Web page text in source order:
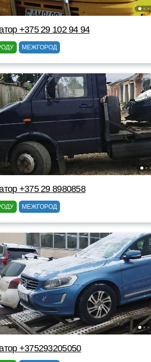
+375 29 102 94 94
МЕЖГОРОД
+375 29 8980858
МЕЖГОРОД
+375293205050